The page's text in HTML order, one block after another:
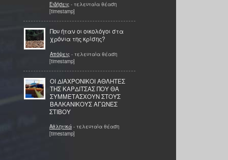
Ειδήσεις - τελευταία θέαση
[timestamp]
Που ήταν οι οικολόγοι στα
χρόνια της κρίσης?
Απόψεις - τελευταία θέαση
[timestamp]
OI ΔΙΑΧΡΟΝΙΚΟΙ ΑΘΛΗΤΕΣ
ΤΗΣ ΚΑΡΔΙΤΣΑΣ ΠΟΥ ΘΑ
ΣΥΜΜΕΤΑΣΧΟΥΝ ΣΤΟΥΣ
ΒΑΛΚΑΝΙΚΟΥΣ ΑΓΩΝΕΣ
ΣΤΙΒΟΥ
Αθλητικά - τελευταία θέαση
[timestamp]